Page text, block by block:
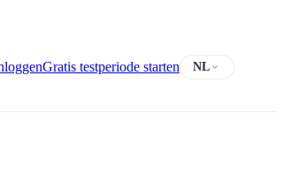
Gratis testperiode starten NL